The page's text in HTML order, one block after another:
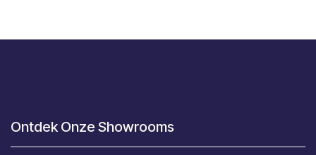
Ontdek Onze Showrooms